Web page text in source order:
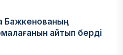
Бажкенованың
айтып берді